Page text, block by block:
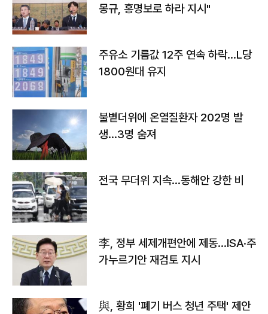
몽규, 홍명보로 하라 지시"
주유소 기름값 12주 연속 하락…L당
1800원대 유지
불볕더위에 온열질환자 202명 발
생…3명 숨져
전국 무더위 지속…동해안 강한 비
李, 정부 세제개편안에 제동…ISA·주
가누르기안 재검토 지시
與, 황희 '폐기 버스 청년 주택' 제안